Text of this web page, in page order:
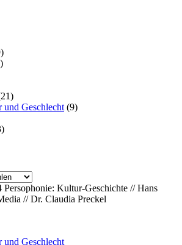
Geschlecht (9)
Kultur-Geschichte // Hans
// Dr. Claudia Preckel
Geschlecht